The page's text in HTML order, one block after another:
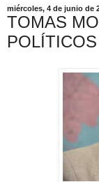
miércoles, 4 de junio de
TOMAS